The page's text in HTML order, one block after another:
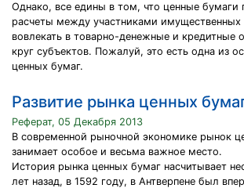
Однако, все едины в том, что ценные бумаги
расчеты между участниками имущественных
вовлекать в товарно-денежные и кредитные
круг субъектов. Пожалуй, это есть одна из
ценных бумаг.
Развитие рынка ценных
Реферат, 05 Декабря 2013
В современной рыночной экономике рынок
занимает особое и весьма важное место.
История рынка ценных бумаг насчитывает
лет назад, в 1592 году, в Антверпене был